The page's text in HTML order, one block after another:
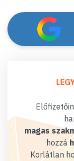
magas
hozzá
Korlátlan